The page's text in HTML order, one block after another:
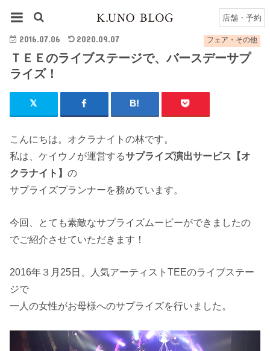
店舗・予約
ＴＥＥのライブステージで、バースデーサプライズ！
フェア・その他
2016.07.06 2020.09.07
ＴＥＥのライブステージで、バースデーサプ
ライズ！
こんにちは。オクラナイトの林です。
私は、ケイウノが運営するサプライズ演出サービス【オ
クラナイト】の
サプライズプランナーを務めています。
今回、とても素敵なサプライズムービーができましたの
でご紹介させていただきます！
2016年３月25日、人気アーティストTEEのライブステー
ジで
一人の女性がお母様へのサプライズを行いました。